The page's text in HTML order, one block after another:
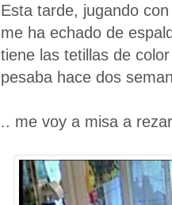
Esta tarde, jugando
me ha echado de
tiene las tetillas de
pesaba hace dos
.. me voy a misa a